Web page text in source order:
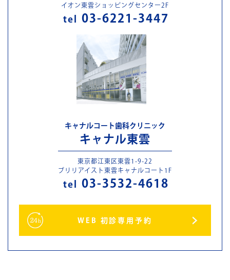
イオン東雲ショッピングセンター2F
tel 03-6221-3447
キャナルコート歯科クリニック
キャナル東雲
東京都江東区東雲1-9-22
ブリリアイスト東雲キャナルコート1F
tel 03-3532-4618
WEB 初診専用予約